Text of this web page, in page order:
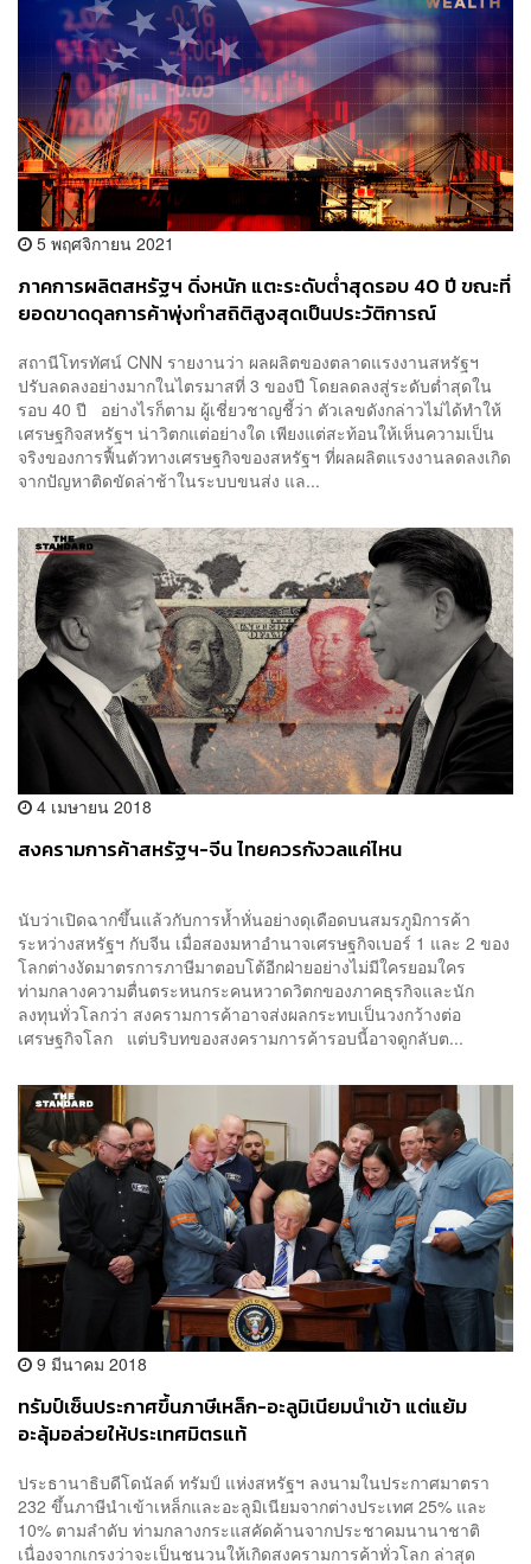
5 พฤศจิกายน 2021
ภาคการผลิตสหรัฐฯ ดิ่งหนัก แตะระดับต่ำสุดรอบ 40 ปี ขณะที่
ยอดขาดดุลการค้าพุ่งทำสถิติสูงสุดเป็นประวัติการณ์
สถานีโทรทัศน์ CNN รายงานว่า ผลผลิตของตลาดแรงงานสหรัฐฯ
ปรับลดลงอย่างมากในไตรมาสที่ 3 ของปี โดยลดลงสู่ระดับต่ำสุดใน
รอบ 40 ปี อย่างไรก็ตาม ผู้เชี่ยวชาญชี้ว่า ตัวเลขดังกล่าวไม่ได้ทำให้
เศรษฐกิจสหรัฐฯ น่าวิตกแต่อย่างใด เพียงแต่สะท้อนให้เห็นความเป็น
จริงของการฟื้นตัวทางเศรษฐกิจของสหรัฐฯ ที่ผลผลิตแรงงานลดลงเกิด
จากปัญหาติดขัดล่าช้าในระบบขนส่ง แล...
4 เมษายน 2018
สงครามการค้าสหรัฐฯ-จีน ไทยควรกังวลแค่ไหน
นับว่าเปิดฉากขึ้นแล้วกับการห้ำหั่นอย่างดุเดือดบนสมรภูมิการค้า
ระหว่างสหรัฐฯ กับจีน เมื่อสองมหาอำนาจเศรษฐกิจเบอร์ 1 และ 2 ของ
โลกต่างงัดมาตรการภาษีมาตอบโต้อีกฝ่ายอย่างไม่มีใครยอมใคร
ท่ามกลางความตื่นตระหนกระคนหวาดวิตกของภาคธุรกิจและนัก
ลงทุนทั่วโลกว่า สงครามการค้าอาจส่งผลกระทบเป็นวงกว้างต่อ
เศรษฐกิจโลก แต่บริบทของสงครามการค้ารอบนี้อาจดูกลับต...
9 มีนาคม 2018
ทรัมป์เซ็นประกาศขึ้นภาษีเหล็ก-อะลูมิเนียมนำเข้า แต่แย้ม
อะลุ้มอล่วยให้ประเทศมิตรแท้
ประธานาธิบดีโดนัลด์ ทรัมป์ แห่งสหรัฐฯ ลงนามในประกาศมาตรา
232 ขึ้นภาษีนำเข้าเหล็กและอะลูมิเนียมจากต่างประเทศ 25% และ
10% ตามลำดับ ท่ามกลางกระแสคัดค้านจากประชาคมนานาชาติ
เนื่องจากเกรงว่าจะเป็นชนวนให้เกิดสงครามการค้าทั่วโลก ล่าสุด